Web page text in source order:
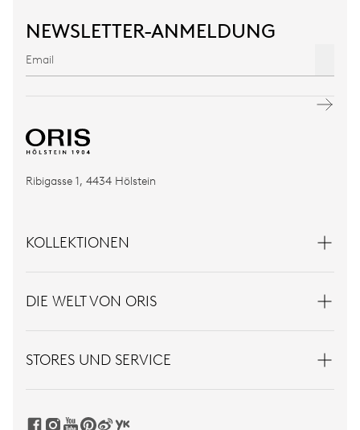
NEWSLETTER-ANMELDUNG
Ribigasse 1, 4434 Hölstein
KOLLEKTIONEN
DIE WELT VON ORIS
STORES UND SERVICE